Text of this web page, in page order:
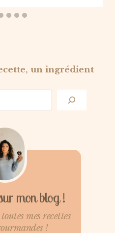
un ingrédient
mon blog !
mes recettes
!